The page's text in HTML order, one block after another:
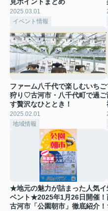
2025.03.01
イベント情報
ファーム八千代で楽しむいちご
狩り♡古河市・八千代町で過ご
す贅沢なひととき！
2025.02.01
地域情報
★地元の魅力が詰まった人気イ
ベント★2025年1月26日開催！
古河市「公園朝市」徹底紹介！